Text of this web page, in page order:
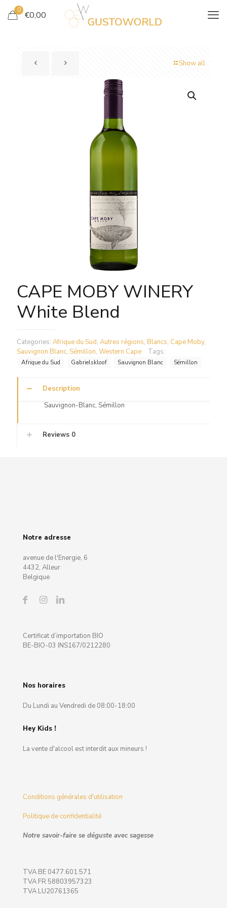
0 €0,00
Show all
CAPE MOBY WINERY
White Blend
Categories: Afrique du Sud, Autres régions, Blancs, Cape Moby,
Sauvignon Blanc, Sémillon, Western Cape Tags:
Afrique du Sud Gabrielskloof Sauvignon Blanc Sémillon
Description
Sauvignon-Blanc, Sémillon
Reviews 0
Notre adresse
avenue de l'Energie, 6
4432, Alleur
Belgique
Certificat d’importation BIO
BE-BIO-03 INS167/0212280
Nos horaires
Du Lundi au Vendredi de 08:00-18:00
Hey Kids !
La vente d'alcool est interdit aux mineurs !
Conditions générales d'utilisation
Politique de confidentialité
Notre savoir-faire se déguste avec sagesse
TVA BE 0477.601.571
TVA FR 58803957323
TVA LU20761365